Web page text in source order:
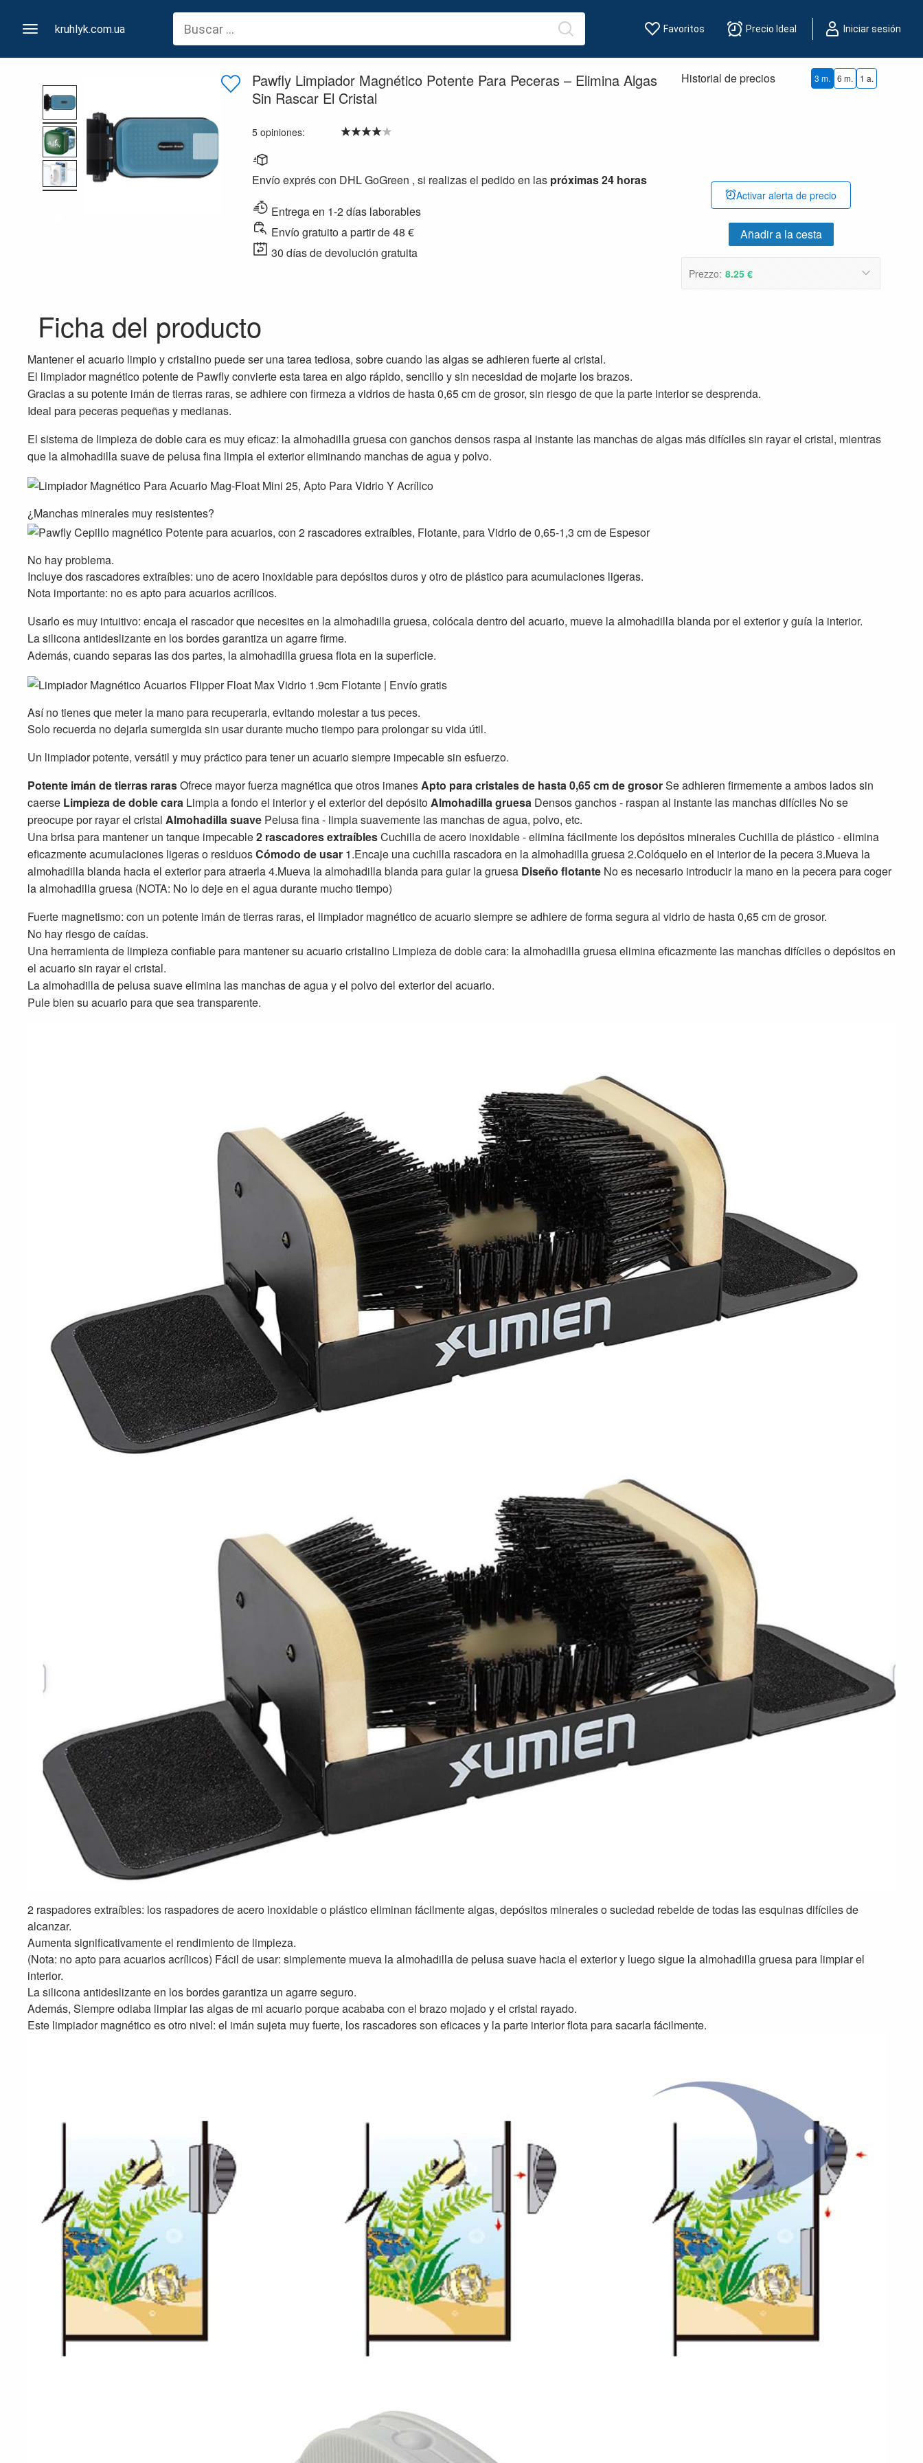
kruhlyk.com.ua Favoritos Precio Ideal Iniciar sesión
Pawfly Limpiador Magnético Potente Para Peceras – Elimina Algas
Sin Rascar El Cristal
5 opiniones:
Envío exprés con DHL GoGreen , si realizas el pedido en las próximas 24 horas
Entrega en 1-2 días laborables
Envío gratuito a partir de 48 €
30 días de devolución gratuita
Historial de precios 3 m. 6 m. 1 a.
Activar alerta de precio
Añadir a la cesta
Prezzo: 8.25 €
Ficha del producto
Mantener el acuario limpio y cristalino puede ser una tarea tediosa, sobre cuando las algas se adhieren fuerte al cristal.
El limpiador magnético potente de Pawfly convierte esta tarea en algo rápido, sencillo y sin necesidad de mojarte los brazos.
Gracias a su potente imán de tierras raras, se adhiere con firmeza a vidrios de hasta 0,65 cm de grosor, sin riesgo de que la parte interior se desprenda.
Ideal para peceras pequeñas y medianas.
El sistema de limpieza de doble cara es muy eficaz: la almohadilla gruesa con ganchos densos raspa al instante las manchas de algas más difíciles sin rayar el cristal, mientras
que la almohadilla suave de pelusa fina limpia el exterior eliminando manchas de agua y polvo.
¿Manchas minerales muy resistentes?
No hay problema.
Incluye dos rascadores extraíbles: uno de acero inoxidable para depósitos duros y otro de plástico para acumulaciones ligeras.
Nota importante: no es apto para acuarios acrílicos.
Usarlo es muy intuitivo: encaja el rascador que necesites en la almohadilla gruesa, colócala dentro del acuario, mueve la almohadilla blanda por el exterior y guía la interior.
La silicona antideslizante en los bordes garantiza un agarre firme.
Además, cuando separas las dos partes, la almohadilla gruesa flota en la superficie.
Así no tienes que meter la mano para recuperarla, evitando molestar a tus peces.
Solo recuerda no dejarla sumergida sin usar durante mucho tiempo para prolongar su vida útil.
Un limpiador potente, versátil y muy práctico para tener un acuario siempre impecable sin esfuerzo.
Potente imán de tierras rarasOfrece mayor fuerza magnética que otros imanesApto para cristales de hasta 0,65 cm de grosorSe adhieren firmemente a ambos lados sin
caerse Limpieza de doble cara Limpia a fondo el interior y el exterior del depósitoAlmohadilla gruesa Densos ganchos - raspan al instante las manchas difíciles No se
preocupe por rayar el cristal Almohadilla suave Pelusa fina - limpia suavemente las manchas de agua, polvo, etc.
Una brisa para mantener un tanque impecable2 rascadores extraíblesCuchilla de acero inoxidable - elimina fácilmente los depósitos minerales Cuchilla de plástico - elimina
eficazmente acumulaciones ligeras o residuosCómodo de usar 1.Encaje una cuchilla rascadora en la almohadilla gruesa 2.Colóquelo en el interior de la pecera 3.Mueva la
almohadilla blanda hacia el exterior para atraerla 4.Mueva la almohadilla blanda para guiar la gruesa Diseño flotante No es necesario introducir la mano en la pecera para coger
la almohadilla gruesa (NOTA: No lo deje en el agua durante mucho tiempo)
Fuerte magnetismo: con un potente imán de tierras raras, el limpiador magnético de acuario siempre se adhiere de forma segura al vidrio de hasta 0,65 cm de grosor.
No hay riesgo de caídas.
Una herramienta de limpieza confiable para mantener su acuario cristalino Limpieza de doble cara: la almohadilla gruesa elimina eficazmente las manchas difíciles o depósitos en
el acuario sin rayar el cristal.
La almohadilla de pelusa suave elimina las manchas de agua y el polvo del exterior del acuario.
Pule bien su acuario para que sea transparente.
2 raspadores extraíbles: los raspadores de acero inoxidable o plástico eliminan fácilmente algas, depósitos minerales o suciedad rebelde de todas las esquinas difíciles de
alcanzar.
Aumenta significativamente el rendimiento de limpieza.
(Nota: no apto para acuarios acrílicos) Fácil de usar: simplemente mueva la almohadilla de pelusa suave hacia el exterior y luego sigue la almohadilla gruesa para limpiar el
interior.
La silicona antideslizante en los bordes garantiza un agarre seguro.
Además, Siempre odiaba limpiar las algas de mi acuario porque acababa con el brazo mojado y el cristal rayado.
Este limpiador magnético es otro nivel: el imán sujeta muy fuerte, los rascadores son eficaces y la parte interior flota para sacarla fácilmente.